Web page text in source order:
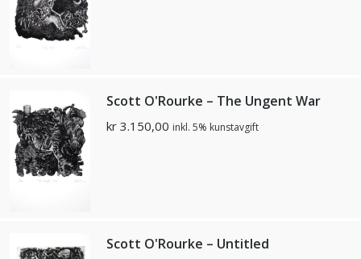
Scott O'Rourke – The Ungent War
kr 3.150,00 inkl. 5% kunstavgift
Scott O'Rourke – Untitled